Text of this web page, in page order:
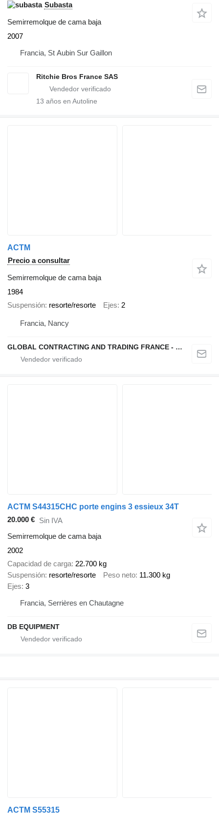
Subasta
Semirremolque de cama baja
2007
Francia, St Aubin Sur Gaillon
Ritchie Bros France SAS
13 años en Autoline
ACTM
Precio a consultar
Semirremolque de cama baja
1984
Suspensión resorte/resorte Ejes 2
Francia, Nancy
GLOBAL CONTRACTING AND TRADING FRANCE - GCTF
ACTM S44315CHC porte engins 3 essieux 34T
20.000 € Sin IVA
Semirremolque de cama baja
2002
Capacidad de carga 22.700 kg
Suspensión resorte/resorte Peso neto 11.300 kg
Ejes 3
Francia, Serrières en Chautagne
DB EQUIPMENT
ACTM S55315